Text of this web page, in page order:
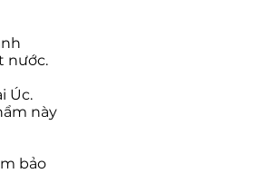
nước.
Úc.
này
bảo